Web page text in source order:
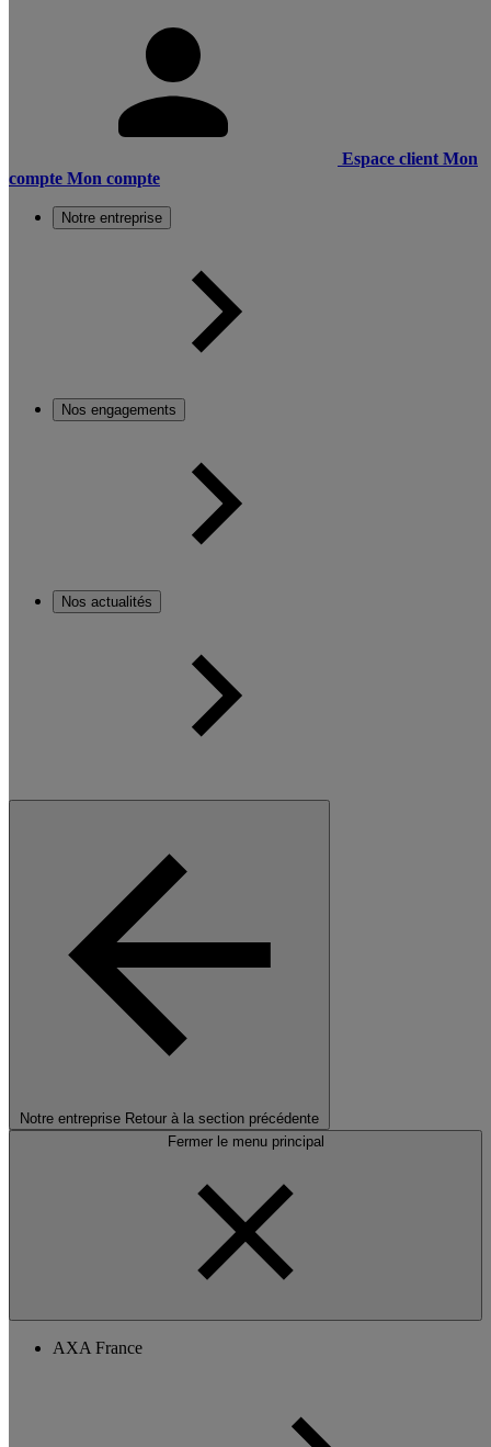
Espace client Mon
compte Mon compte
Notre entreprise
Nos engagements
Nos actualités
Notre entreprise Retour à la section précédente
Fermer le menu principal
AXA France